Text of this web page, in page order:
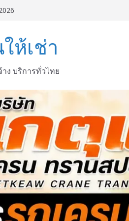
ห้เช่า
ง บริการทั่วไทย